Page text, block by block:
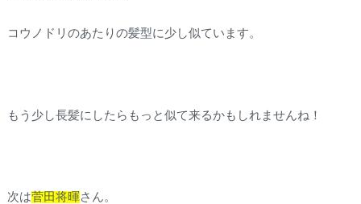
コウノドリのあたりの髪型に少し似ています。
もう少し長髪にしたらもっと似て来るかもしれませんね！
次は菅田将暉 さん。